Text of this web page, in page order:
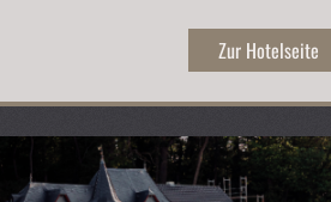
Zur Hotelseite